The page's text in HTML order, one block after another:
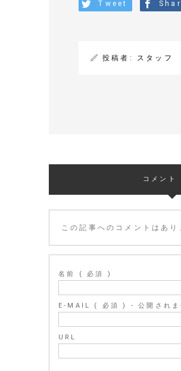
Tweet
投稿者: スタッフ
コメン
この記事へのコメントはあり
名前 ( 必須 )
E-MAIL ( 必須 ) - 公開されま
URL